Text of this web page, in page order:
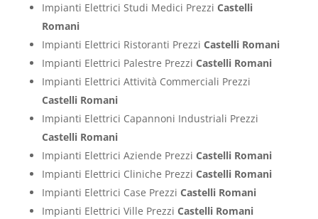
Impianti Elettrici Studi Medici Prezzi Castelli
Romani
Impianti Elettrici Ristoranti Prezzi Castelli Romani
Impianti Elettrici Palestre Prezzi Castelli Romani
Impianti Elettrici Attività Commerciali Prezzi
Castelli Romani
Impianti Elettrici Capannoni Industriali Prezzi
Castelli Romani
Impianti Elettrici Aziende Prezzi Castelli Romani
Impianti Elettrici Cliniche Prezzi Castelli Romani
Impianti Elettrici Case Prezzi Castelli Romani
Impianti Elettrici Ville Prezzi Castelli Romani